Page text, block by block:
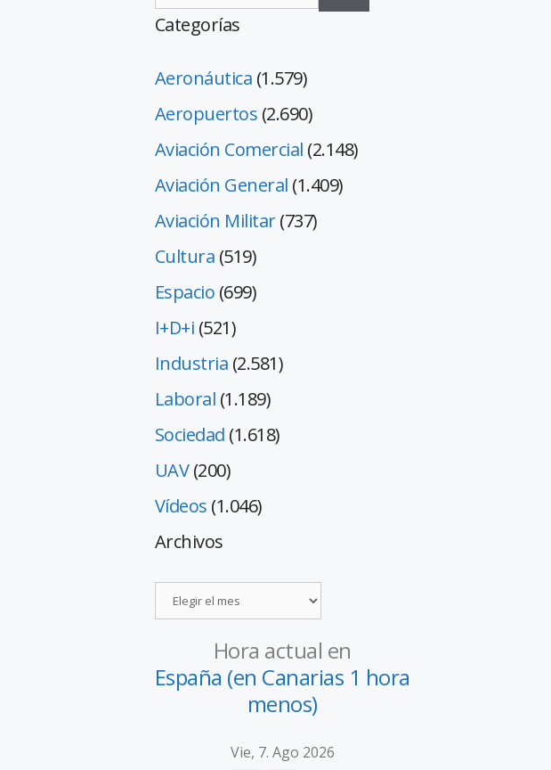
Categorías
Aeronáutica (1.579)
Aeropuertos (2.690)
Aviación Comercial (2.148)
Aviación General (1.409)
Aviación Militar(737)
Cultura (519)
Espacio (699)
I+D+i (521)
Industria (2.581)
Laboral (1.189)
Sociedad (1.618)
UAV(200)
Vídeos (1.046)
Archivos
Hora actual en
España (en Canarias 1 hora
menos)